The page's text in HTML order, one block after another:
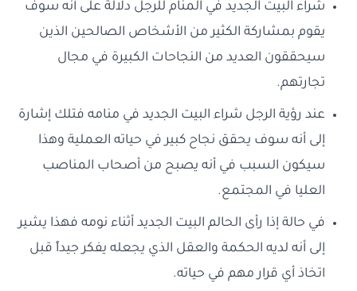
شراء البيت الجديد في المنام للرجل دلالة على أنه سوف
يقوم بمشاركة الكثير من الأشخاص الصالحين الذين
سيحققون العديد من النجاحات الكبيرة في مجال
تجارتهم.
عند رؤية الرجل شراء البيت الجديد في منامه فتلك إشارة
إلى أنه سوف يحقق نجاح كبير في حياته العملية وهذا
سيكون السبب في أنه يصبح من أصحاب المناصب
العليا في المجتمع.
في حالة إذا رأى الحالم البيت الجديد أثناء نومه فهذا يشير
إلى أنه لديه الحكمة والعقل الذي يجعله يفكر جيداً قبل
اتخاذ أي قرار مهم في حياته.